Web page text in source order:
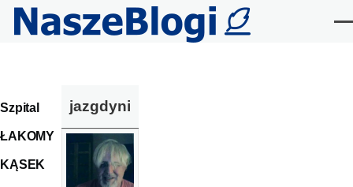
Przejdź do treści
Szpital
ŁAKOMY
KĄSEK
jazgdyni